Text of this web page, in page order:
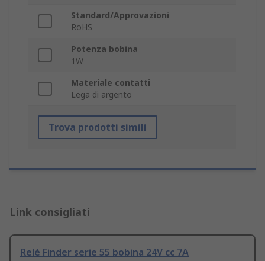
Standard/Approvazioni
RoHS
Potenza bobina
1W
Materiale contatti
Lega di argento
Trova prodotti simili
Link consigliati
Relè Finder serie 55 bobina 24V cc 7A